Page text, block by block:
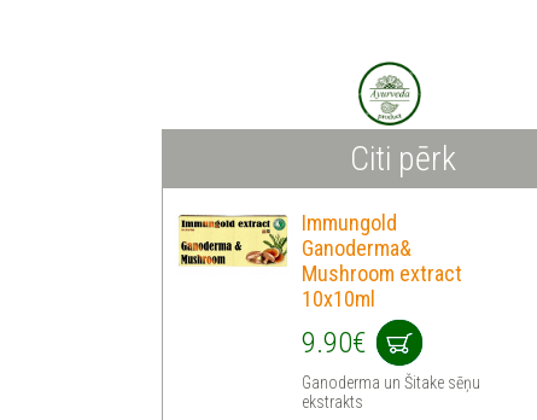
Citi pērk
Immungold
Ganoderma&
Mushroom extract
10x10ml
9.90€
Ganoderma un Šitake sēņu
ekstrakts